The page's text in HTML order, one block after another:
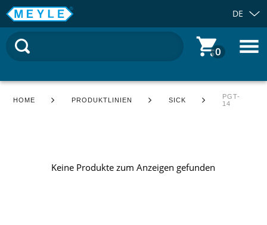
DE
0
HOME PRODUKTLINIEN SICK
PGT-
14
Keine Produkte zum Anzeigen gefunden